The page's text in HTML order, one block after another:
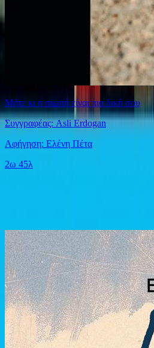
Μήτε κι η σιωπή είναι πια δική σου
Συγγραφέας: Asli Erdogan
Αφήγηση: Ελένη Πέτα
2ω 45λ